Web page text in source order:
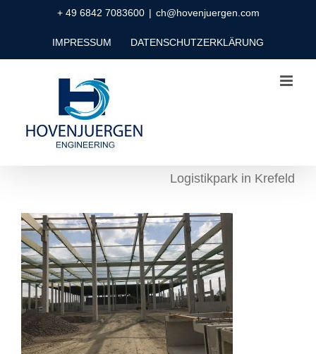
+ 49 6842 7083600 | ch@hovenjuergen.com
IMPRESSUM DATENSCHUTZERKLÄRUNG
Logistikpark in Krefeld